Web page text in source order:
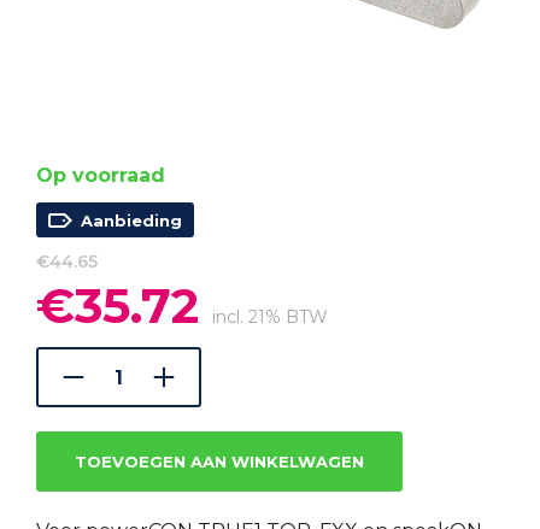
Op voorraad
Aanbieding
€44.65
Oorspronkelijke
prijs
was:
€44.65.
€35.72 prijs
is:
incl. 21% BTW
TOEVOEGEN AAN WINKELWAGEN